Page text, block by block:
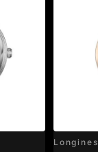
Longines